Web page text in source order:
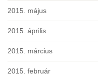
2015. május
2015. április
2015. március
2015. február